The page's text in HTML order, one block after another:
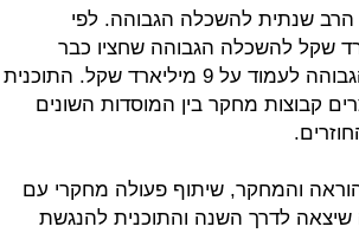
הרב שנתית להשכלה הגבוהה. לפי
תוספות של 2.03 מיליארד שקל להשכלה הגבוהה שחציו כבר
הועבר, עד 2016 אמור תקציב ההשכלה הגבוהה לעמוד על 9 מיליארד שקל. התוכנית
קבוצות מחקר בין המוסדות השונים
והמחקר, שיתוף פעולה מחקרי עם
שיצאה לדרך השנה והתוכנית להנגשת